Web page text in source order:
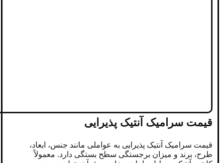
قیمت سرامیک آنتیک پذیرایی
قیمت سرامیک آنتیک پذیرایی به عواملی مانند جنس، ابعاد،
طرح، برند و میزان برجستگی سطح بستگی دارد. معمولاً